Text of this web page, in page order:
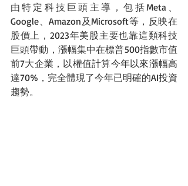
由特定科技巨頭主導，包括Meta、
Google、Amazon及Microsoft等，反映在
股價上，2023年美股主要也靠這類科技
巨頭帶動，漲幅集中在標普500指數市值
前7大企業，以權值計算今年以來漲幅高
達70%，完全體現了今年已明確的AI投資
趨勢。